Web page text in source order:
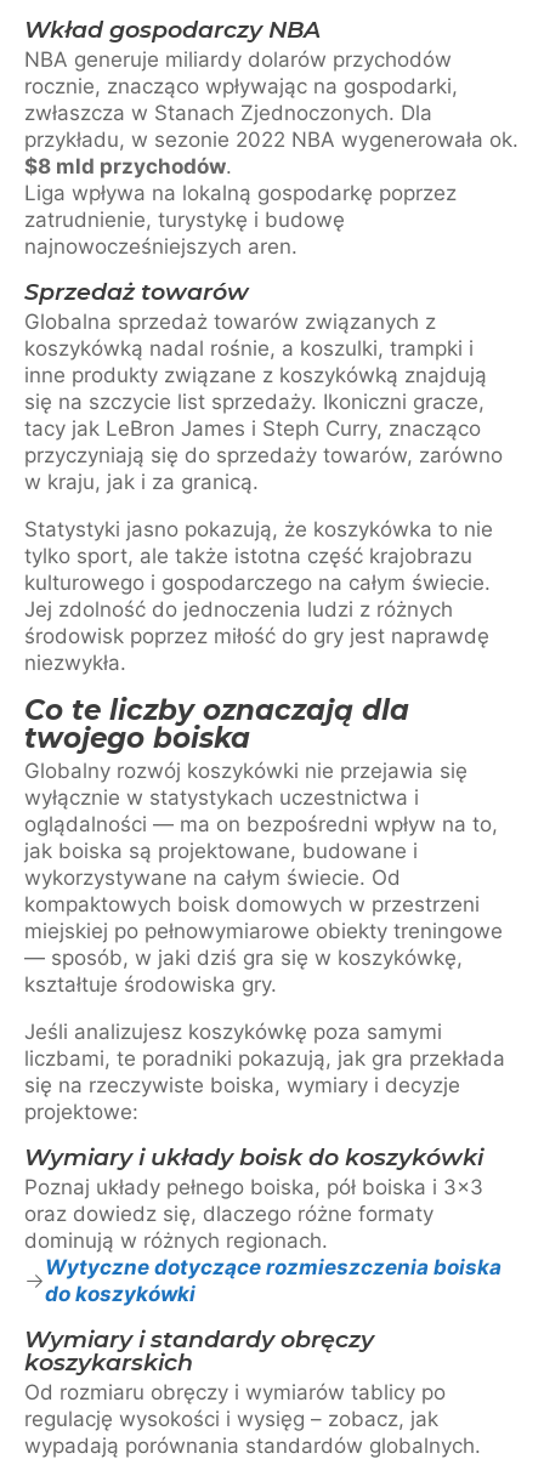
Wkład gospodarczy NBA
NBA generuje miliardy dolarów przychodów
rocznie, znacząco wpływając na gospodarki,
zwłaszcza w Stanach Zjednoczonych. Dla
przykładu, w sezonie 2022 NBA wygenerowała ok.
$8 mld przychodów.
Liga wpływa na lokalną gospodarkę poprzez
zatrudnienie, turystykę i budowę
najnowocześniejszych aren.
Sprzedaż towarów
Globalna sprzedaż towarów związanych z
koszykówką nadal rośnie, a koszulki, trampki i
inne produkty związane z koszykówką znajdują
się na szczycie list sprzedaży. Ikoniczni gracze,
tacy jak LeBron James i Steph Curry, znacząco
przyczyniają się do sprzedaży towarów, zarówno
w kraju, jak i za granicą.
Statystyki jasno pokazują, że koszykówka to nie
tylko sport, ale także istotna część krajobrazu
kulturowego i gospodarczego na całym świecie.
Jej zdolność do jednoczenia ludzi z różnych
środowisk poprzez miłość do gry jest naprawdę
niezwykła.
Co te liczby oznaczają dla
twojego boiska
Globalny rozwój koszykówki nie przejawia się
wyłącznie w statystykach uczestnictwa i
oglądalności — ma on bezpośredni wpływ na to,
jak boiska są projektowane, budowane i
wykorzystywane na całym świecie. Od
kompaktowych boisk domowych w przestrzeni
miejskiej po pełnowymiarowe obiekty treningowe
— sposób, w jaki dziś gra się w koszykówkę,
kształtuje środowiska gry.
Jeśli analizujesz koszykówkę poza samymi
liczbami, te poradniki pokazują, jak gra przekłada
się na rzeczywiste boiska, wymiary i decyzje
projektowe:
Wymiary i układy boisk do koszykówki
Poznaj układy pełnego boiska, pół boiska i 3×3
oraz dowiedz się, dlaczego różne formaty
dominują w różnych regionach.
Wytyczne dotyczące rozmieszczenia boiska
do koszykówki
Wymiary i standardy obręczy
koszykarskich
Od rozmiaru obręczy i wymiarów tablicy po
regulację wysokości i wysięg – zobacz, jak
wypadają porównania standardów globalnych.